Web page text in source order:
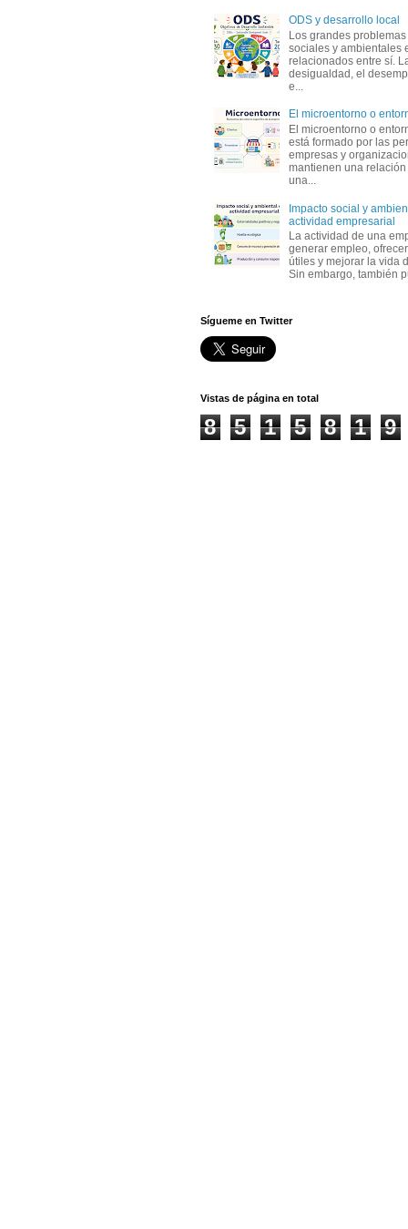
ODS y desarrollo local
Los grandes
sociales y ambientales
relacionados entre sí.
desigualdad, el
e...
El microentorno o
El microentorno o
está formado por las
empresas y
mantienen una
una...
Impacto social y
actividad empresarial
La actividad de una
generar empleo,
útiles y mejorar la vida
Sin embargo, también
Sígueme en Twitter
Vistas de página en total
8 5 1 5 8 1 9